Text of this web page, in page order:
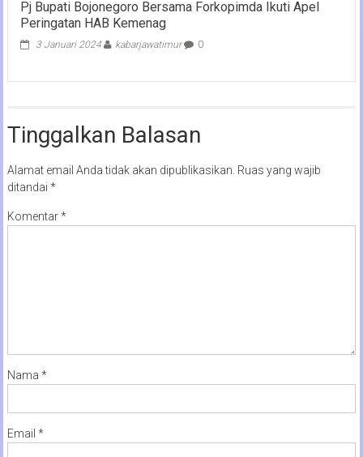
Pj Bupati Bojonegoro Bersama Forkopimda Ikuti Apel
Peringatan HAB Kemenag
3 Januari 2024 kabarjawatimur 0
Tinggalkan Balasan
Alamat email Anda tidak akan dipublikasikan. Ruas yang wajib
ditandai *
Komentar*
Nama *
Email *